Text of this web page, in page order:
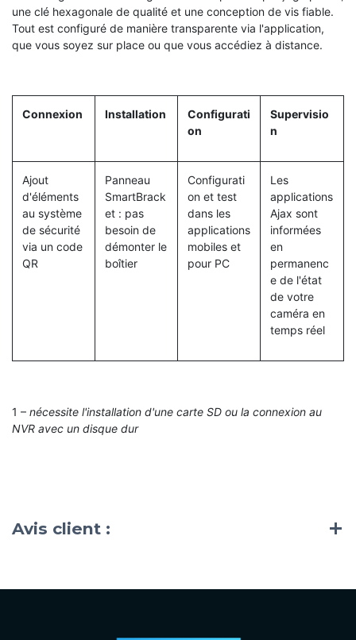
une clé hexagonale de qualité et une conception de vis fiable.
Tout est configuré de manière transparente via l'application,
que vous soyez sur place ou que vous accédiez à distance.
Connexion Installation
Configurati
on
Supervisio
n
Ajout
d'éléments
au système
de sécurité
via un code
QR
Panneau
SmartBrack
et : pas
besoin de
démonter le
boîtier
Configurati
on et test
dans les
applications
mobiles et
pour PC
Les
applications
Ajax sont
informées
en
permanenc
e de l'état
de votre
caméra en
temps réel
1 – nécessite l'installation d'une carte SD ou la connexion au
NVR avec un disque dur
Avis client :